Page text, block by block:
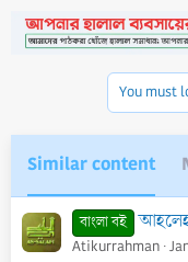
i
o
You must
Similar content
বাংলা বই
Atikurrahman